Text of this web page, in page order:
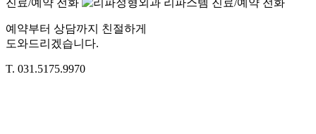
진료/예약 전화
예약부터 상담까지 친절하게
도와드리겠습니다.
T. 031.5175.9970